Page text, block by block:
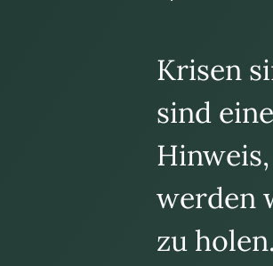
Krisen
sind
werden
zu holen.